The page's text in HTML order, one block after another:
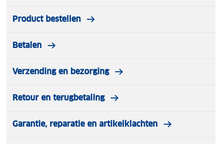
Product bestellen
Betalen
Verzending en bezorging
Retour en terugbetaling
Garantie, reparatie en artikelklachten